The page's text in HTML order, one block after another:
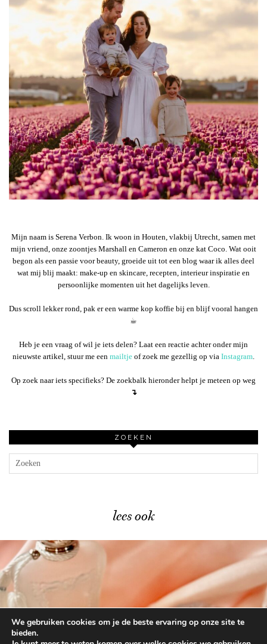
Mijn naam is Serena Verbon. Ik woon in Houten, vlakbij Utrecht, samen met
mijn vriend, onze zoontjes Marshall en Cameron en onze kat Coco. Wat ooit
begon als een passie voor beauty, groeide uit tot een blog waar ik alles deel
wat mij blij maakt: make-up en skincare, recepten, interieur inspiratie en
persoonlijke momenten uit het dagelijks leven.
Dus scroll lekker rond, pak er een warme kop koffie bij en blijf vooral hangen
☕︎
Heb je een vraag of wil je iets delen? Laat een reactie achter onder mijn
nieuwste artikel, stuur me een mailtje of zoek me gezellig op via Instagram.
Op zoek naar iets specifieks? De zoekbalk hieronder helpt je meteen op weg
↴
ZOEKEN
lees ook
Dusting powder – dit vergeten …
We gebruiken cookies om je de beste ervaring op onze site te
bieden.